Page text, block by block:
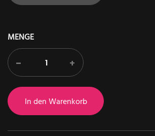
MENGE
- +
In den Warenkorb